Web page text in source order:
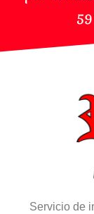
Servicio de